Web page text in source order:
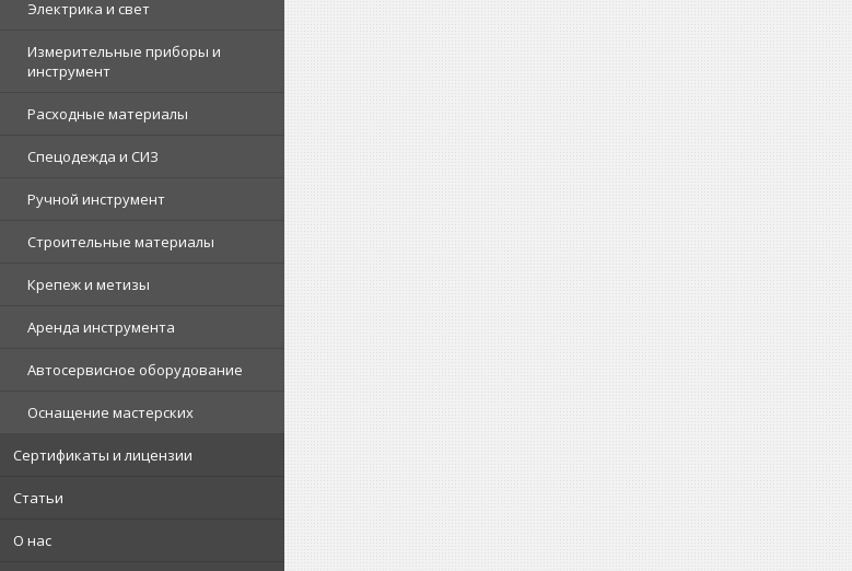
Электрика и свет
Измерительные приборы и
инструмент
Расходные материалы
Спецодежда и СИЗ
Ручной инструмент
Строительные материалы
Крепеж и метизы
Аренда инструмента
Автосервисное оборудование
Оснащение мастерских
Сертификаты и лицензии
Статьи
О нас